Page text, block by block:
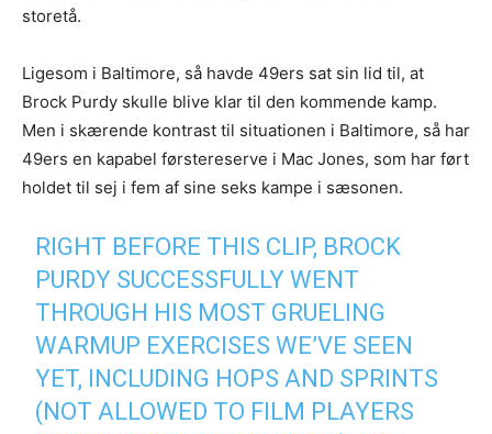
storetå.
Ligesom i Baltimore, så havde 49ers sat sin lid til, at
Brock Purdy skulle blive klar til den kommende kamp.
Men i skærende kontrast til situationen i Baltimore, så har
49ers en kapabel førstereserve i Mac Jones, som har ført
holdet til sej i fem af sine seks kampe i sæsonen.
RIGHT BEFORE THIS CLIP, BROCK
PURDY SUCCESSFULLY WENT
THROUGH HIS MOST GRUELING
WARMUP EXERCISES WE’VE SEEN
YET, INCLUDING HOPS AND SPRINTS
(NOT ALLOWED TO FILM PLAYERS